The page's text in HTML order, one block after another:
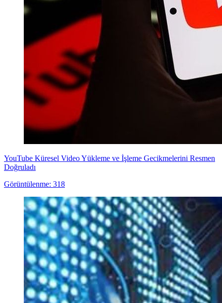
YouTube Küresel Video Yükleme ve İşleme Gecikmelerini Resmen
Doğruladı
Görüntülenme: 318